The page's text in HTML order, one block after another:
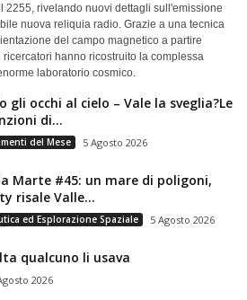
2255, rivelando nuovi dettagli sull'emissione
nuova reliquia radio. Grazie a una tecnica
del campo magnetico a partire
hanno ricostruito la complessa
laboratorio cosmico.
gli occhi al cielo – Vale la sveglia?Le
di...
del Mese 5 Agosto 2026
Marte #45: un mare di poligoni,
risale Valle...
ed Esplorazione Spaziale 5 Agosto 2026
qualcuno li usava
2026